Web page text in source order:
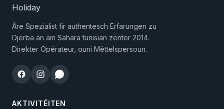
Äre Spezialist fir authentesch Erfarungen zu
Djerba an am Sahara tunisian zënter 2014.
Direkter Opérateur, ouni Mëttelspersoun.
AKTIVITÉITEN